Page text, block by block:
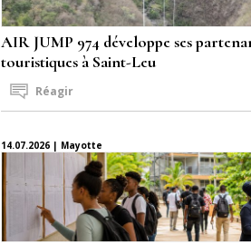
AIR JUMP 974 développe ses
touristiques à Saint-Leu
Réagir
14.07.2026 | Mayotte